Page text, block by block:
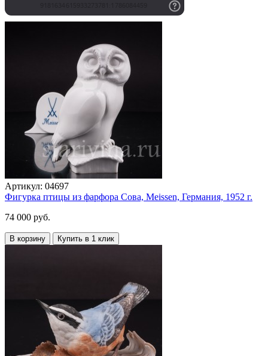
Артикул: 04697
Фигурка птицы из фарфора Сова, Meissen, Германия, 1952 г.
74 000 руб.
В корзину Купить в 1 клик